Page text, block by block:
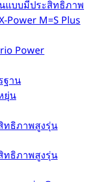
แบบมีประสิทธิภาพ
Power M=S Plus
Power
ฐาน
ยุ่น
ทธิภาพสูงรุ่น
ทธิภาพสูงรุ่น